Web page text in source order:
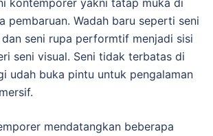
kontemporer yakni tatap muka di
pembaruan. Wadah baru seperti seni
seni rupa performtif menjadi sisi
seni visual. Seni tidak terbatas di
udah buka pintu untuk pengalaman
mendatangkan beberapa